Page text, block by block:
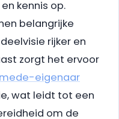
kennis op.
belangrijke
rijker en
zorgt het ervoor
eigenaar
wat leidt tot een
om de